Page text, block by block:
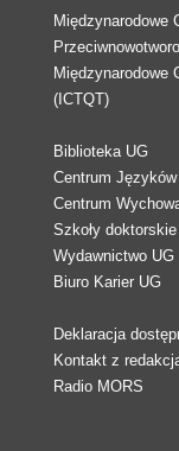
Międzynarodowe
Międzynarodowe
(ICTQT)
Biblioteka UG
Centrum
Centrum
Szkoły doktorskie
Wydawnictwo UG
Biuro Karier UG
Deklaracja
Kontakt z
Radio MORS